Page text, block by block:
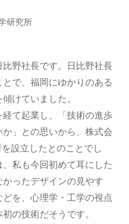
研究所
野社長です。日比野社長
で、福岡にゆかりのある
けていました。
て起業し、「技術の進歩
」との思いから、株式会
設立したとのことでし
私も今回初めて耳にした
ったデザインの見やす
を、心理学・工学の視点
の技術だそうです。